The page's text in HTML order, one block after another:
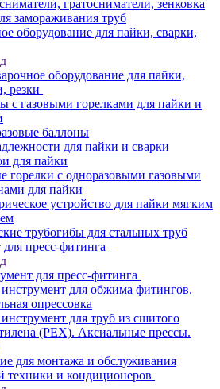
гратосниматели, зенковка
замораживания труб
оборудование для пайки, сварки,
оборудование для пайки,
резки
с газовыми горелками для пайки и
баллоны
для пайки и сварки
для пайки
горелки с одноразовыми газовыми
для пайки
устройство для пайки мягким
трубогибы для стальных труб
пресс-фитинга
для пресс-фитинга
для обжима фитингов.
опрессовка
для труб из сшитого
(PEX). Аксиальные прессы.
для монтажа и обслуживания
техники и кондиционеров